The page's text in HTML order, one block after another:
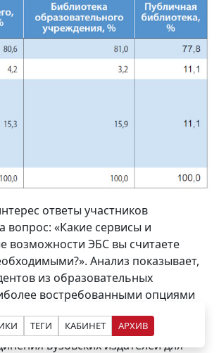
ТЕГИ КАБИНЕТ АРХИВ
ответы участников
вопрос: «Какие сервисы и
возможности ЭБС вы считаете
Анализ показывает,
из образовательных
востребованными опциями
полка преподавателя, наличие
самоподготовки. 65% отметили
вузовских издателей для